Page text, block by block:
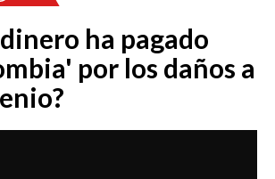
12:30 PM
EMISIÓN 7:00 PM
ha pagado
por los daños a